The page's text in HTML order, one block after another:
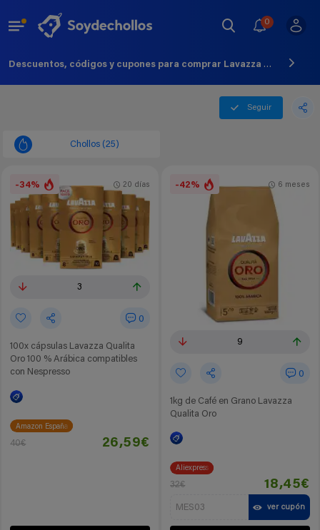
0
Descuentos, códigos y cupones para comprar Lavazza - Agosto - 2026
Seguir
Chollos (25)
-34%
3
0
100x cápsulas Lavazza Qualita
Oro 100 % Arábica compatibles
con Nespresso
20 días
Amazon España
40€ 26,59€
-42%
9
0
1kg de Café en Grano Lavazza
Qualita Oro
6 meses
Aliexpress
32€ 18,45€
MES03 ver cupón